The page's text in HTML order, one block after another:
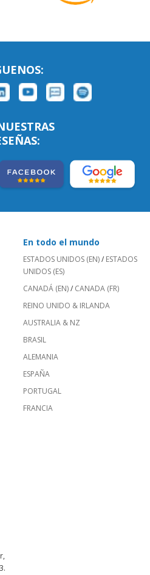
En todo el mundo
ESTADOS UNIDOS (EN)/ ESTADOS
UNIDOS (ES)
CANADÁ (EN)/ CANADA (FR)
REINO UNIDO & IRLANDA
AUSTRALIA & NZ
BRASIL
ALEMANIA
ESPAÑA
PORTUGAL
FRANCIA